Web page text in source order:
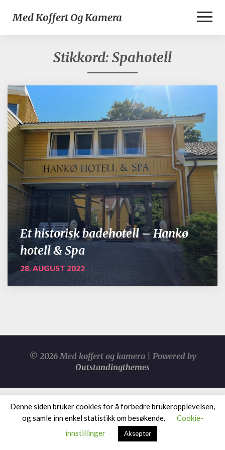
Med Koffert Og Kamera
Stikkord: Spahotell
Et historisk badehotell – Hankø
hotell & Spa
28. AUGUST 2022
© 2026 Med koffert og kamera | Powered by
Outstandingthemes
Denne siden bruker cookies for å forbedre brukeropplevelsen,
og samle inn enkel statistikk om besøkende.
Cookie-
innstillinger
Aksepter